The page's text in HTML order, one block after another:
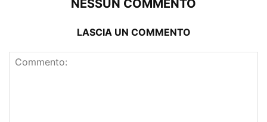
NESSUN COMMENTO
LASCIA UN COMMENTO